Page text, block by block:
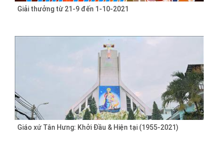
Giải thưởng từ 21-9 đến 1-10-2021
Giáo xứ Tân Hưng: Khởi Đầu & Hiện tại (1955-2021)